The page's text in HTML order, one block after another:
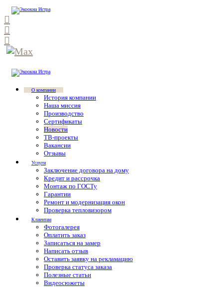
О компании
История компании
Наша миссия
Производство
Сертификаты
Новости
ТВ-проекты
Вакансии
Отзывы
Услуги
Заключение договора на дому
Кредит и рассрочка
Монтаж по ГОСТу
Гарантии
Ремонт и модернизация окон
Проверка тепловизором
Клиентам
Фотогалерея
Оплатить заказ
Записаться на замер
Написать отзыв
Оставить заявку на рекламацию
Проверка статуса заказа
Полезные статьи
Видеосюжеты